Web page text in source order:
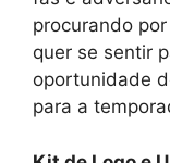
procurando
quer se sentir
oportunidade
para a